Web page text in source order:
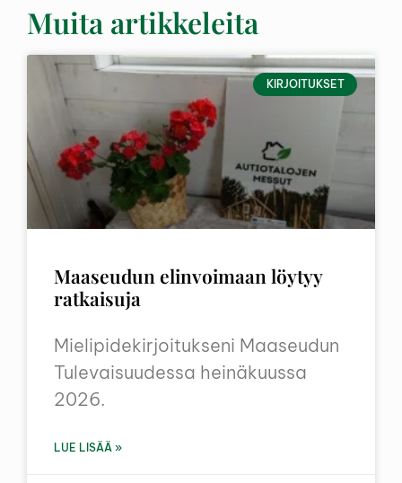
Muita artikkeleita
KIRJOITUKSET
Maaseudun elinvoimaan löytyy
ratkaisuja
Mielipidekirjoitukseni Maaseudun
Tulevaisuudessa heinäkuussa
2026.
LUE LISÄÄ »